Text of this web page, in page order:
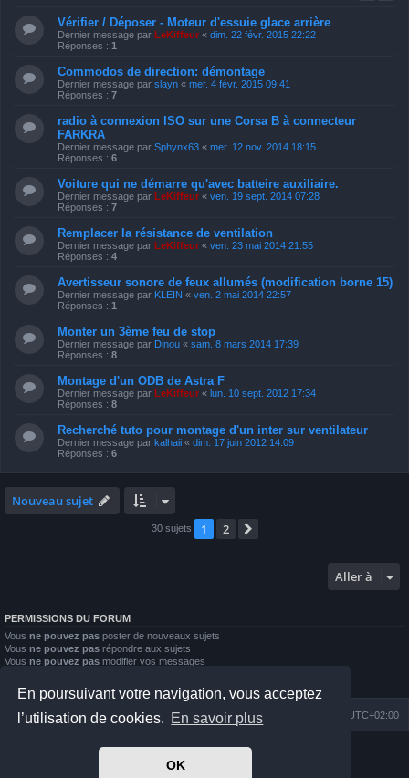
En poursuivant votre navigation, vous acceptez
l’utilisation de cookies. En savoir plus
OK
Vérifier / Déposer - Moteur d'essuie glace arrière
Dernier message par LeKiffeur « dim. 22 févr. 2015 22:22
Réponses : 1
Commodos de direction: démontage
Dernier message par slayn « mer. 4 févr. 2015 09:41
Réponses : 7
radio à connexion ISO sur une Corsa B à connecteur
FARKRA
Dernier message par Sphynx63 « mer. 12 nov. 2014 18:15
Réponses : 6
Voiture qui ne démarre qu'avec batteire auxiliaire.
Dernier message par LeKiffeur « ven. 19 sept. 2014 07:28
Réponses : 7
Remplacer la résistance de ventilation
Dernier message par LeKiffeur « ven. 23 mai 2014 21:55
Réponses : 4
Avertisseur sonore de feux allumés (modification borne 15)
Dernier message par KLEIN « ven. 2 mai 2014 22:57
Réponses : 1
Monter un 3ème feu de stop
Dernier message par Dinou « sam. 8 mars 2014 17:39
Réponses : 8
Montage d'un ODB de Astra F
Dernier message par LeKiffeur « lun. 10 sept. 2012 17:34
Réponses : 8
Recherché tuto pour montage d'un inter sur ventilateur
Dernier message par kalhaii « dim. 17 juin 2012 14:09
Réponses : 6
Nouveau sujet
30 sujets 1 2
Aller à
PERMISSIONS DU FORUM
Vous ne pouvez pas poster de nouveaux sujets
Vous ne pouvez pas répondre aux sujets
Vous ne pouvez pas modifier vos messages
Vous
ne pouvez pas joindre des fichiers
Index du forum UTC+02:00
Nous contacter
Développé parphpBB® Forum Software © phpBB Limited
Prosilver Dark Edition by